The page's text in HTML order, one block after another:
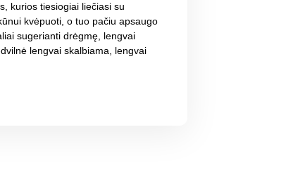
kurios tiesiogiai liečiasi su
kvėpuoti, o tuo pačiu apsaugo
sugerianti drėgmę, lengvai
lengvai skalbiama, lengvai